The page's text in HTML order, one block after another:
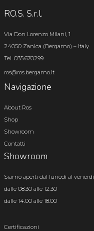
RO.S. S.r.l.
Via Don Lorenzo Milani, 1
24050 Zanica (Bergamo) – Italy
Tel. 035.670299
ros@ros.bergamo.it
Navigazione
About Ros
Shop
Showroom
Contatti
Showroom
Siamo aperti dal lunedì al venerdì
dalle 08.30 alle 12.30
dalle 14.00 alle 18.00
Certificazioni